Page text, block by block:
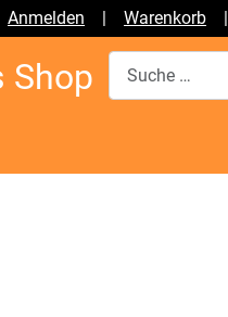
Anmelden | Warenkorb
Shop Suchen